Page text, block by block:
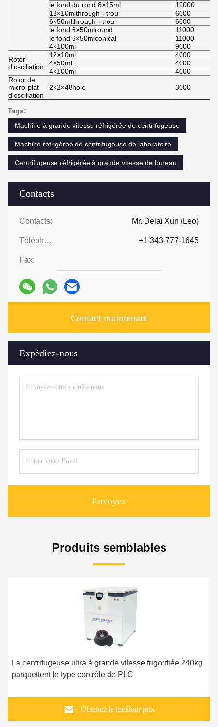
Contacts
Contacts: Mr. Delai Xun (Leo)
Téléphone :: +1-343-777-1645
Fax:
Contact maintenant
Expédiez-nous
Envoyez
le fond du rond 8×15ml
12000
12×10mlthrough - trou
6000
6×50mlthrough - trou
6000
le fond 6×50mlround
11000
le fond 6×50mlconical
11000
4×100ml
9000
Rotor
d'oscillation
12×10ml
4000
4×50ml
4000
4×100ml
4000
Rotor de
micro-plat
d'oscillation
2×2×48hole 3000
Tags:
Machine à grande vitesse réfrigérée de centrifugeuse
Machine réfrigérée de centrifugeuse de laboratoire
Centrifugeuse réfrigérée à grande vitesse de bureau
Produits semblables
La centrifugeuse ultra à grande vitesse frigorifiée 240kg
parquettent le type contrôle de PLC
Obtenez le meilleur prix